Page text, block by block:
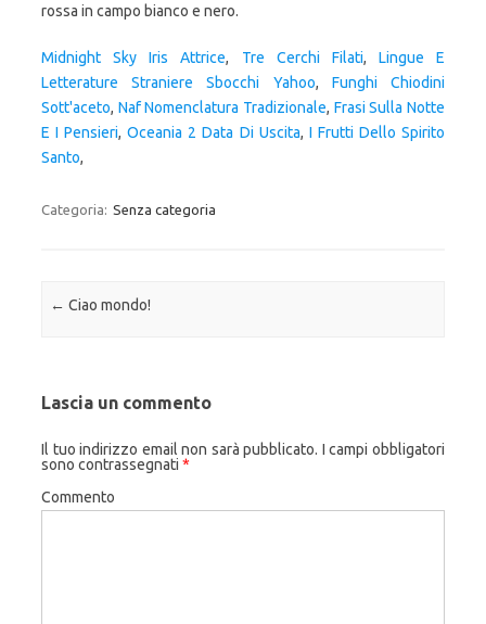
Midnight Sky Iris Attrice, Tre Cerchi Filati, Lingue E
Letterature Straniere Sbocchi Yahoo, Funghi Chiodini
Sott'aceto, Naf Nomenclatura Tradizionale, Frasi Sulla Notte
E I Pensieri,Oceania 2 Data Di Uscita, I Frutti Dello Spirito
Santo,
Categoria: Senza categoria
Navigazione articolo
← Ciao mondo!
Lascia un commento
Il tuo indirizzo email non sarà pubblicato. I campi obbligatori
sono contrassegnati *
Commento